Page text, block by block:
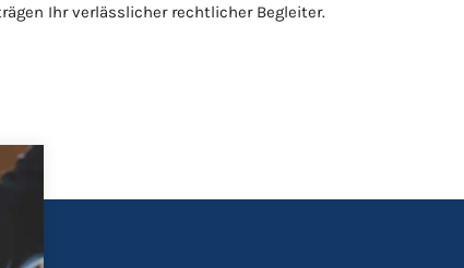
Ihr verlässlicher rechtlicher Begleiter.